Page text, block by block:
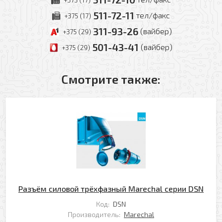
+375 (17) 511-72-11 тел/факс
+375 (29) 311-93-26 (вайбер)
+375 (29) 501-43-41 (вайбер)
Смотрите также:
Разъём силовой трёхфазный Marechal серии DSN
Код: DSN
Производитель: Marechal
Ваше имя
Оформить заявку
Ваше имя
Комментарий к заказу